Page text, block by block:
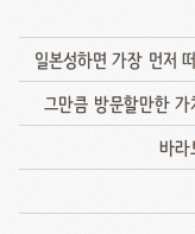
일본성하면 가장 먼저
그만큼 방문할만한
바라